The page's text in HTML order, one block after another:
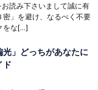
読み下さいまして誠に有
密」を避け、なるべく不要
をな[…]
光」どっちがあなたに
ド